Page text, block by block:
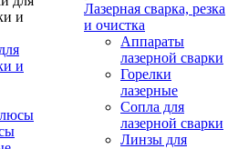
и
Лазерная сварка, резка
и очистка
Аппараты
лазерной сварки
Горелки
лазерные
Сопла для
лазерной сварки
Линзы для